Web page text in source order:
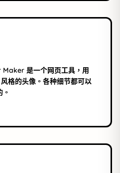
是一个网页工具，用
格的头像。各种细节都可以